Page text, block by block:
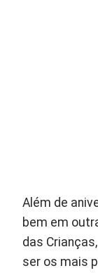
Além de
bem em
das
ser os mais